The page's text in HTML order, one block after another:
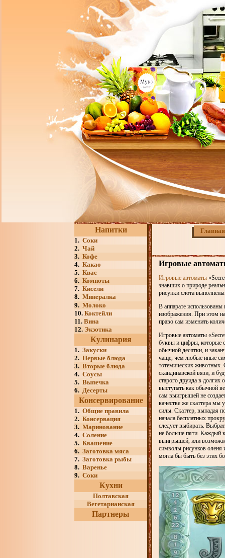
Напитки
1. Соки
2. Чай
3. Кофе
4. Какао
5. Квас
6. Компоты
7. Кисели
8. Минералка
9. Молоко
10. Коктейли
11. Вина
12. Экзотика
Кулинария
1. Закуски
2. Первые блюда
3. Вторые блюда
4. Соусы
5. Выпечка
6. Десерты
Консервирование
1. Общие правила
2. Консервация
3. Маринование
4. Соление
5. Квашение
6. Заготовка мяса
7. Заготовка рыбы
8. Варенье
9. Соки
Кухни
Полтавская
Вегетарианская
Партнеры
Главная
Игровые
Игровые автоматы
знавших о природе
рисунки слота
В аппарате
изображения. При этом
право сам изменить
Игровые автоматы
буквы и цифры, которые
обычной десятки, и
чаще, чем любые иные
тотемических животных.
скандинавской вязи, и
старого друида в
выступать как обычной
сам выигрышей не
качестве же скаттера
силы. Скаттер, выпадая
начала бесплатных
следует выбирать.
не больше пяти. Каждый
выигрышей, или
символы рисунков оленя
могла бы быть без этих